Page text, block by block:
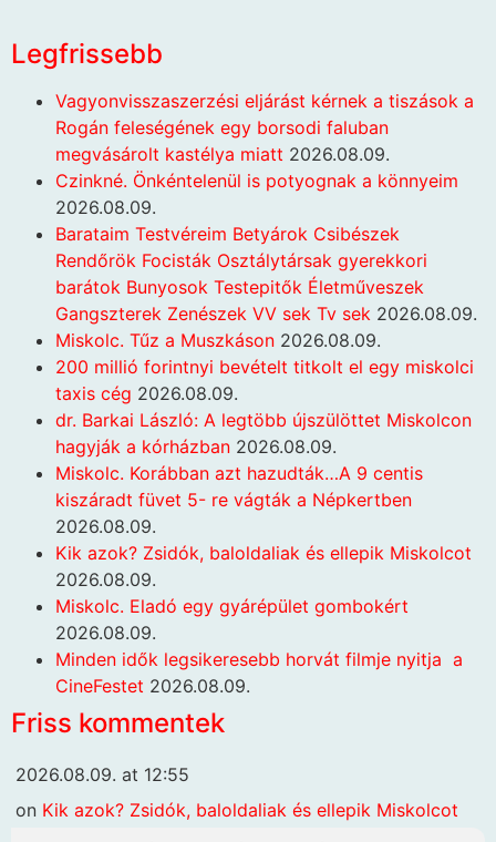
Legfrissebb
Vagyonvisszaszerzési eljárást kérnek a tiszások a
Rogán feleségének egy borsodi faluban
megvásárolt kastélya miatt 2026.08.09.
Czinkné. Önkéntelenül is potyognak a könnyeim
2026.08.09.
Barataim Testvéreim Betyárok Csibészek
Rendőrök Focisták Osztálytársak gyerekkori
barátok Bunyosok Testepitők Életműveszek
Gangszterek Zenészek VV sek Tv sek 2026.08.09.
Miskolc. Tűz a Muszkáson 2026.08.09.
200 millió forintnyi bevételt titkolt el egy miskolci
taxis cég 2026.08.09.
dr. Barkai László: A legtöbb újszülöttet Miskolcon
hagyják a kórházban 2026.08.09.
Miskolc. Korábban azt hazudták…A 9 centis
kiszáradt füvet 5- re vágták a Népkertben
2026.08.09.
Kik azok? Zsidók, baloldaliak és ellepik Miskolcot
2026.08.09.
Miskolc. Eladó egy gyárépület gombokért
2026.08.09.
Minden idők legsikeresebb horvát filmje nyitja a
CineFestet 2026.08.09.
Friss kommentek
2026.08.09. at 12:55
on Kik azok? Zsidók, baloldaliak és ellepik Miskolcot